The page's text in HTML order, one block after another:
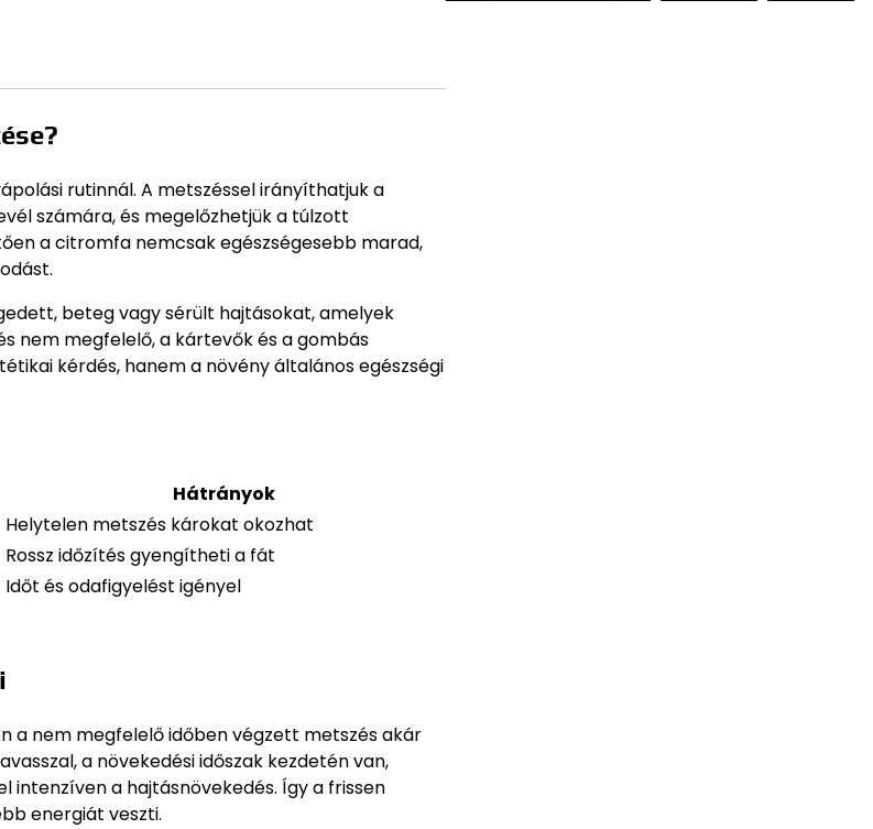
rutinnál. A metszéssel irányíthatjuk a
számára, és megelőzhetjük a túlzott
a citromfa nemcsak egészségesebb marad,
beteg vagy sérült hajtásokat, amelyek
nem megfelelő, a kártevők és a gombás
kérdés, hanem a növény általános egészségi
Hátrányok
Helytelen metszés károkat okozhat
Rossz időzítés gyengítheti a fát
Időt és odafigyelést igényel
a nem megfelelő időben végzett metszés akár
a növekedési időszak kezdetén van,
a hajtásnövekedés. Így a frissen
energiát veszti.